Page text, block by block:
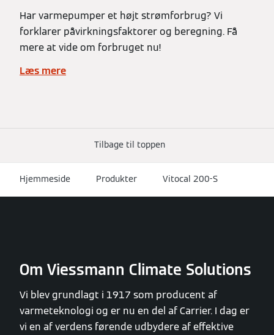
Har varmepumper et højt strømforbrug? Vi
forklarer påvirkningsfaktorer og beregning. Få
mere at vide om forbruget nu!
Læs mere
Tilbage til toppen
Hjemmeside Produkter Vitocal 200-S
Om Viessmann Climate Solutions
Vi blev grundlagt i 1917 som producent af
varmeteknologi og er nu en del af Carrier. I dag er
vi en af verdens førende udbydere af effektive